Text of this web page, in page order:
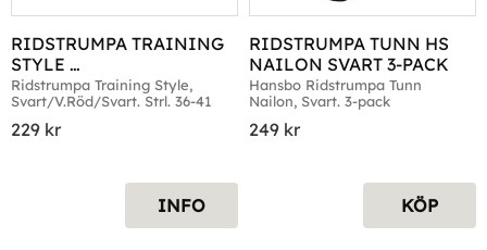
RIDSTRUMPA TRAINING
STYLE
SVART/V.RÖD/SVART 36-
41
Ridstrumpa Training Style,
Svart/V.Röd/Svart. Strl. 36-41
229 kr
INFO
RIDSTRUMPA TUNN HS
NAILON SVART 3-PACK
Hansbo Ridstrumpa Tunn
Nailon, Svart. 3-pack
249 kr
KÖP